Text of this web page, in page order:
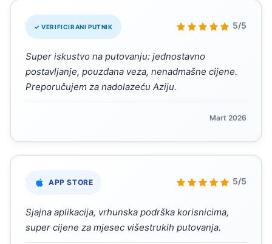
✓ VERIFICIRANI PUTNIK 5/5
“
Super iskustvo na putovanju: jednostavno
postavljanje, pouzdana veza, nenadmašne cijene.
Preporučujem za nadolazeću Aziju.
Mart 2026
APP STORE 5/5
Sjajna aplikacija, vrhunska podrška korisnicima,
super cijene za mjesec višestrukih putovanja.